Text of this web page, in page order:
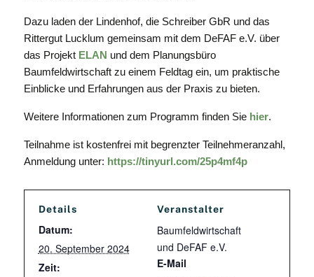
Dazu laden der Lindenhof, die Schreiber GbR und das
Rittergut Lucklum gemeinsam mit dem DeFAF e.V. über
das Projekt ELAN und dem Planungsbüro
Baumfeldwirtschaft zu einem Feldtag ein, um praktische
Einblicke und Erfahrungen aus der Praxis zu bieten.
Weitere Informationen zum Programm finden Sie hier.
Teilnahme ist kostenfrei mit begrenzter Teilnehmeranzahl,
Anmeldung unter: https://tinyurl.com/25p4mf4p
Details
Datum:
20. September 2024
Zeit:
Veranstalter
Baumfeldwirtschaft
und DeFAF e.V.
E-Mail